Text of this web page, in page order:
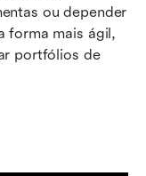
ou depender
forma mais ágil,
portfólios de